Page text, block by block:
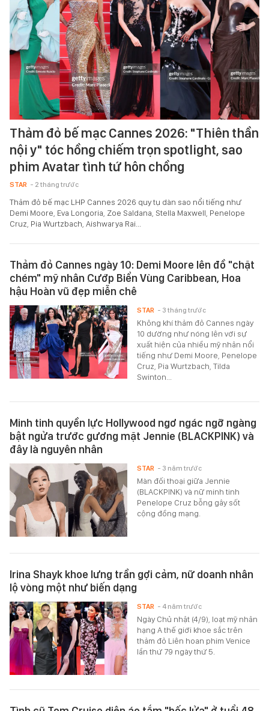
Thảm đỏ bế mạc Cannes 2026: "Thiên thần
nội y" tóc hồng chiếm trọn spotlight, sao
phim Avatar tình tứ hôn chồng
STAR - 2 tháng trước
Thảm đỏ bế mạc LHP Cannes 2026 quy tụ dàn sao nổi tiếng như
Demi Moore, Eva Longoria, Zoe Saldana, Stella Maxwell, Penelope
Cruz, Pia Wurtzbach, Aishwarya Rai...
Thảm đỏ Cannes ngày 10: Demi Moore lên đồ "chặt
chém" mỹ nhân Cướp Biển Vùng Caribbean, Hoa
hậu Hoàn vũ đẹp miễn chê
Không khí thảm đỏ Cannes ngày
10 dường như nóng lên với sự
xuất hiện của nhiều mỹ nhân nổi
tiếng như Demi Moore, Penelope
Cruz, Pia Wurtzbach, Tilda
Swinton...
STAR - 3 tháng trước
Minh tinh quyền lực Hollywood ngơ ngác ngỡ ngàng
bật ngửa trước gương mặt Jennie (BLACKPINK) và
đây là nguyên nhân
Màn đối thoại giữa Jennie
(BLACKPINK) và nữ minh tinh
Penelope Cruz bỗng gây sốt
cộng đồng mạng.
STAR - 3 năm trước
Irina Shayk khoe lưng trần gợi cảm, nữ doanh nhân
lộ vòng một như biến dạng
Ngày Chủ nhật (4/9), loạt mỹ nhân
hạng A thế giới khoe sắc trên
thảm đỏ Liên hoan phim Venice
lần thứ 79 ngày thứ 5.
STAR - 4 năm trước